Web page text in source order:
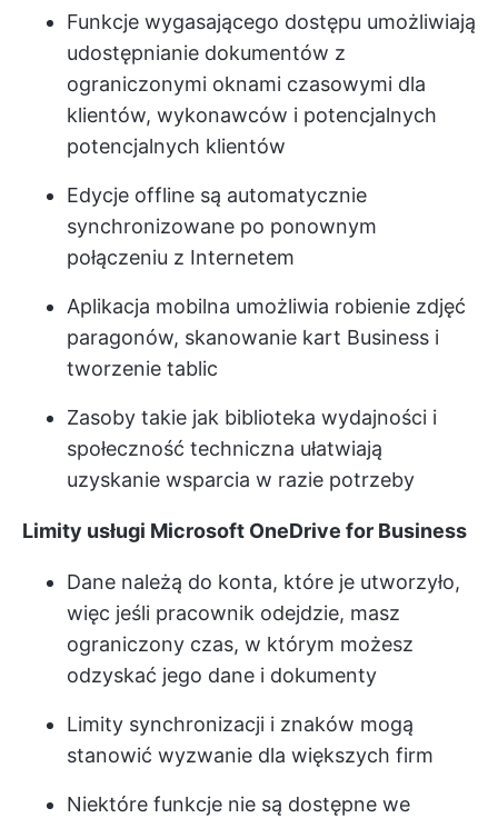
Funkcje wygasającego dostępu umożliwiają
udostępnianie dokumentów z
ograniczonymi oknami czasowymi dla
klientów, wykonawców i potencjalnych
potencjalnych klientów
Edycje offline są automatycznie
synchronizowane po ponownym
połączeniu z Internetem
Aplikacja mobilna umożliwia robienie zdjęć
paragonów, skanowanie kart Business i
tworzenie tablic
Zasoby takie jak biblioteka wydajności i
społeczność techniczna ułatwiają
uzyskanie wsparcia w razie potrzeby
Limity usługi Microsoft OneDrive for Business
Dane należą do konta, które je utworzyło,
więc jeśli pracownik odejdzie, masz
ograniczony czas, w którym możesz
odzyskać jego dane i dokumenty
Limity synchronizacji i znaków mogą
stanowić wyzwanie dla większych firm
Niektóre funkcje nie są dostępne we